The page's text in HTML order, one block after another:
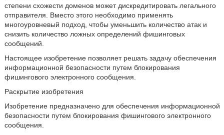
степени схожести доменов может дискредитировать легального
отправителя. Вместо этого необходимо применять
многоуровневый подход, чтобы уменьшить количество атак и
снизить количество ложных определений фишинговых
сообщений.
Настоящее изобретение позволяет решать задачу обеспечения
информационной безопасности путем блокирования
фишингового электронного сообщения.
Раскрытие изобретения
Изобретение предназначено для обеспечения информационной
безопасности путем блокирования фишингового электронного
сообщения.